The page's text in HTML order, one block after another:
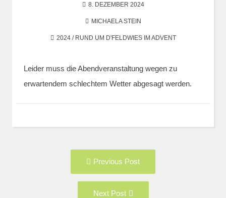
8. DEZEMBER 2024
MICHAELA STEIN
2024/ RUND UM D'FELDWIES IM ADVENT
Leider muss die Abendveranstaltung wegen zu
erwartendem schlechtem Wetter abgesagt werden.
Previous Post
post:
Next Post